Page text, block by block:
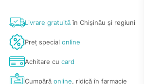
Livrare gratuităîn Chișinău și regiuni
Preț specialonline
Achitare cucard
Cumpărăonline, ridică în farmacie